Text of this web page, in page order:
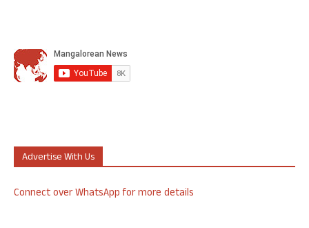
Advertise With Us
Connect over WhatsApp for more details